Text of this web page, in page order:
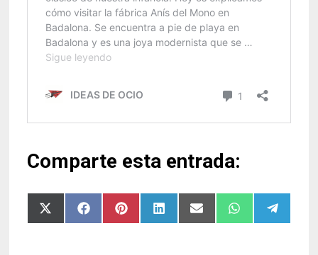
Comparte esta entrada:
Compartir
en
Compartir
en
Compartir
en
Compartir
en
Compartir
en
Compartir
en en